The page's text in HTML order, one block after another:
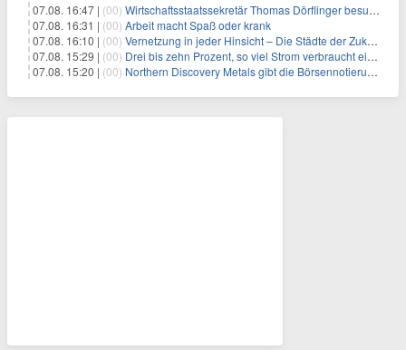
07.08. 16:47 | (00) Wirtschaftsstaatssekretär Thomas Dörflinger besucht Handwerksbetrieb im Kammerbezirk Freiburg
07.08. 16:31 | (00) Arbeit macht Spaß oder krank
07.08. 16:10 | (00) Vernetzung in jeder Hinsicht – Die Städte der Zukunft sind grün-blau
07.08. 15:29 | (00) Drei bis zehn Prozent, so viel Strom verbraucht ein Aufzug im Gebäude
07.08. 15:20 | (00) Northern Discovery Metals gibt die Börsennotierung an der Frankfurter Wertpapierbörse bekannt